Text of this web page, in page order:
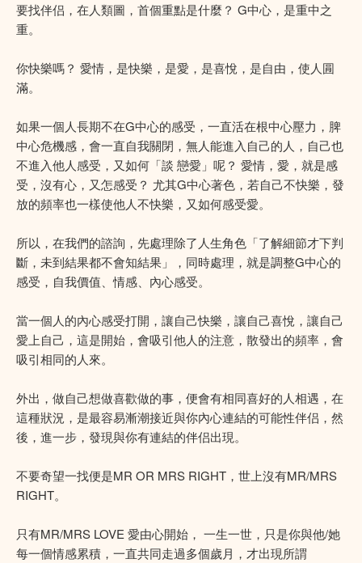
要找伴侣，在人類圖，首個重點是什麼？ G中心，是重中之
重。
你快樂嗎？ 愛情，是快樂，是愛，是喜悅，是自由，使人㘣
滿。
如果一個人長期不在G中心的感受，一直活在根中心壓力，脾
中心危機感，會一直自我關閉，無人能進入自己的人，自己也
不進入他人感受，又如何「談 戀愛」呢？ 愛情，愛，就是感
受，沒有心，又怎感受？ 尤其G中心著色，若自己不快樂，發
放的頻率也一樣使他人不快樂，又如何感受愛。
所以，在我們的諮詢，先處理除了人生角色「了解細節才下判
斷，未到結果都不會知結果」，同時處理，就是調整G中心的
感受，自我價值、情感、內心感受。
當一個人的內心感受打開，讓自己快樂，讓自己喜悅，讓自己
愛上自己，這是開始，會吸引他人的注意，散發出的頻率，會
吸引相同的人來。
外出，做自己想做喜歡做的事，便會有相同喜好的人相遇，在
這種狀況，是最容易漸潮接近與你內心連結的可能性伴侣，然
後，進一步，發現與你有連結的伴侣出現。
不要奇望一找便是MR OR MRS RIGHT，世上沒有MR/MRS
RIGHT。
只有MR/MRS LOVE 愛由心開始， 一生一世，只是你與他/她
每一個情感累積，一直共同走過多個歲月，才出現所謂